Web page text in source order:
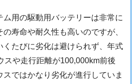
ム用の駆動用バッテリーは非常に
寿命や耐久性も高いのですが、
くたびに劣化は避けられず、年式
スや走行距離が100,000km前後
スではかなり劣化が進行していま